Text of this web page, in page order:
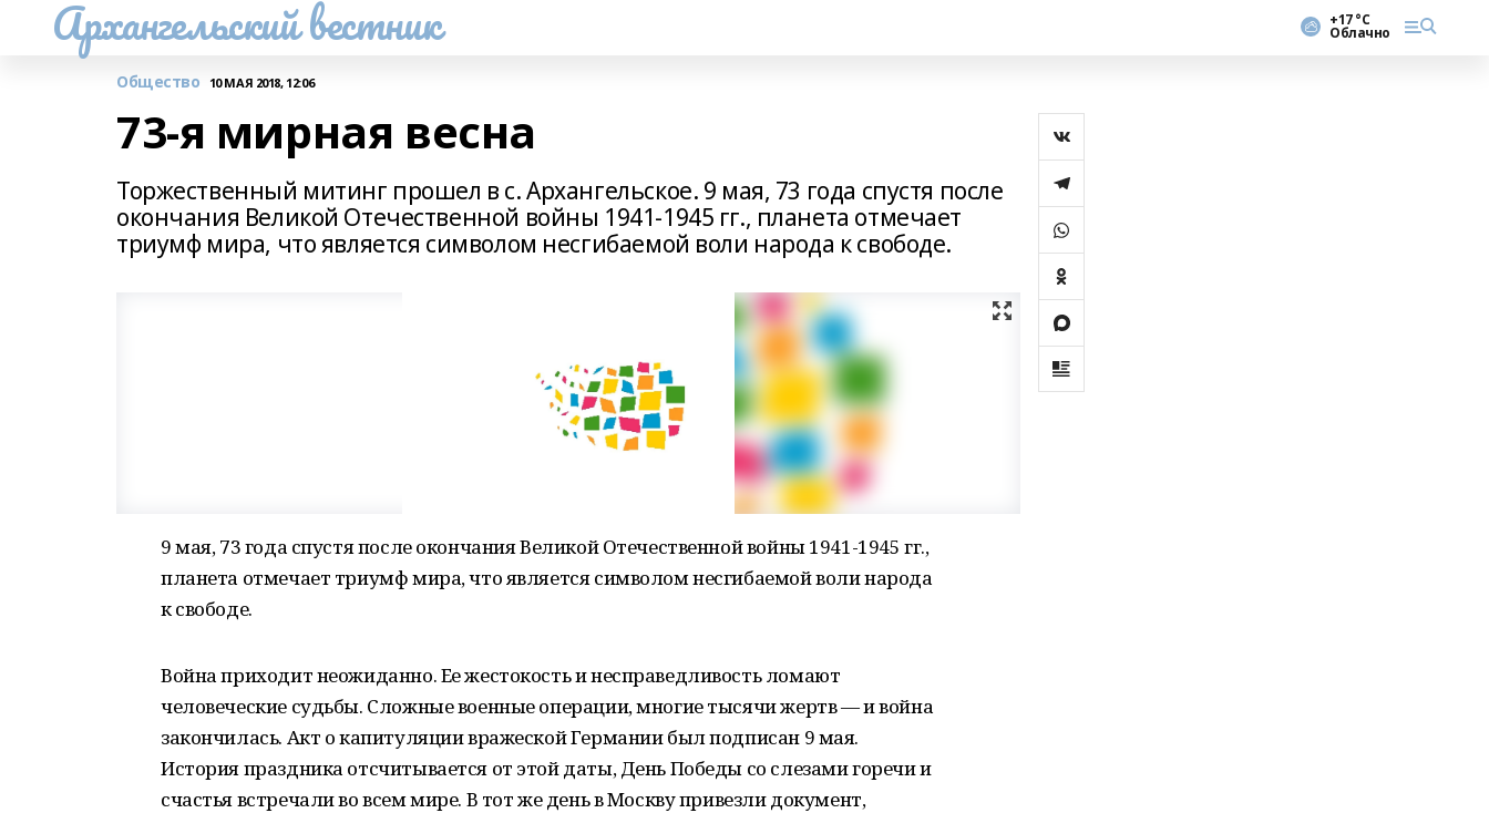
Архангельский вестник +17 °С
Облачно
Общество 10 МАЯ 2018, 12:06
73-я мирная весна
Торжественный митинг прошел в с. Архангельское. 9 мая, 73 года спустя после
окончания Великой Отечественной войны 1941-1945 гг., планета отмечает
триумф мира, что является символом несгибаемой воли народа к свободе.
9 мая, 73 года спустя после окончания Великой Отечественной войны 1941-1945 гг.,
планета отмечает триумф мира, что является символом несгибаемой воли народа
к свободе.
Война приходит неожиданно. Ее жестокость и несправедливость ломают
человеческие судьбы. Сложные военные операции, многие тысячи жертв — и война
закончилась. Акт о капитуляции вражеской Германии был подписан 9 мая.
История праздника отсчитывается от этой даты, День Победы со слезами горечи и
счастья встречали во всем мире. В тот же день в Москву привезли документ,